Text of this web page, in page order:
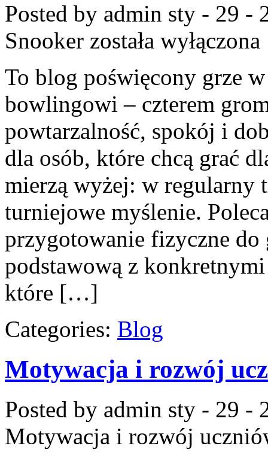
Posted by admin sty - 29 -
Snooker została wyłączona
To blog poświęcony grze
bowlingowi – czterem
powtarzalność, spokój i
dla osób, które chcą grać
mierzą wyżej: w regularny
turniejowe myślenie.
przygotowanie fizyczne do
podstawową z
które […]
Categories: Blog
Motywacja i rozwój
Posted by admin sty - 29 -
Motywacja i rozwój